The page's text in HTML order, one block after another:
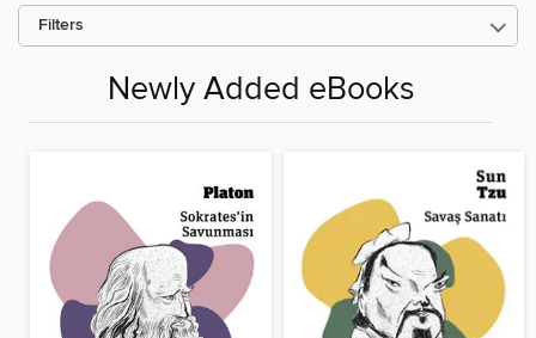
Filters
Newly Added eBooks